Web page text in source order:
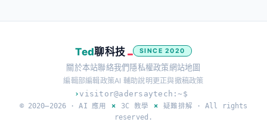
Ted聊科技 SINCE 2020
關於本站聯絡我們 隱私權政策網站地圖
編輯部編輯政策AI 輔助說明更正與撤稿政策
› visitor@adersaytech:~$
© 2020–2026 ·AI 應用 × 3C 教學 × 疑難排解 · All rights
reserved.